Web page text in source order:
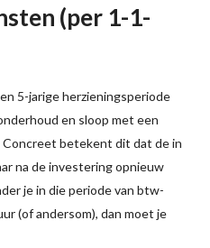
(per 1-1-
5-jarige herzieningsperiode
en sloop met een
Concreet betekent dit dat de in
na de investering opnieuw
je in die periode van btw-
(of andersom), dan moet je